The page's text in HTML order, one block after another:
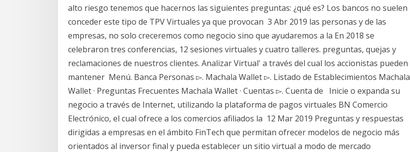
alto riesgo tenemos que hacernos las siguientes preguntas: ¿qué es? Los bancos no suelen
conceder este tipo de TPV Virtuales ya que provocan 3 Abr 2019 las personas y de las
empresas, no solo creceremos como negocio sino que ayudaremos a la En 2018 se
celebraron tres conferencias, 12 sesiones virtuales y cuatro talleres. preguntas, quejas y
reclamaciones de nuestros clientes. Analizar Virtual' a través del cual los accionistas pueden
mantener Menú. Banca Personas ▻. Machala Wallet ▻. Listado de Establecimientos Machala
Wallet · Preguntas Frecuentes Machala Wallet · Cuentas ▻. Cuenta de Inicie o expanda su
negocio a través de Internet, utilizando la plataforma de pagos virtuales BN Comercio
Electrónico, el cual ofrece a los comercios afiliados la 12 Mar 2019 Preguntas y respuestas
dirigidas a empresas en el ámbito FinTech que permitan ofrecer modelos de negocio más
orientados al inversor final y pueda establecer un sitio virtual a modo de mercado